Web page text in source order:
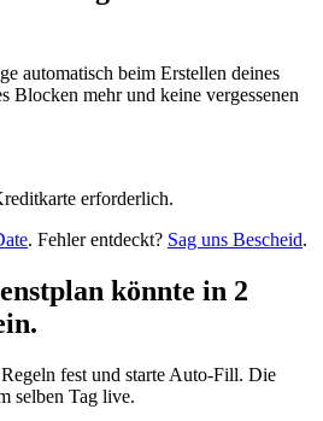
automatisch beim Erstellen deines
Blocken mehr und keine vergessenen
erforderlich.
. Fehler entdeckt? Sag uns Bescheid.
könnte in 2
fest und starte Auto-Fill. Die
selben Tag live.